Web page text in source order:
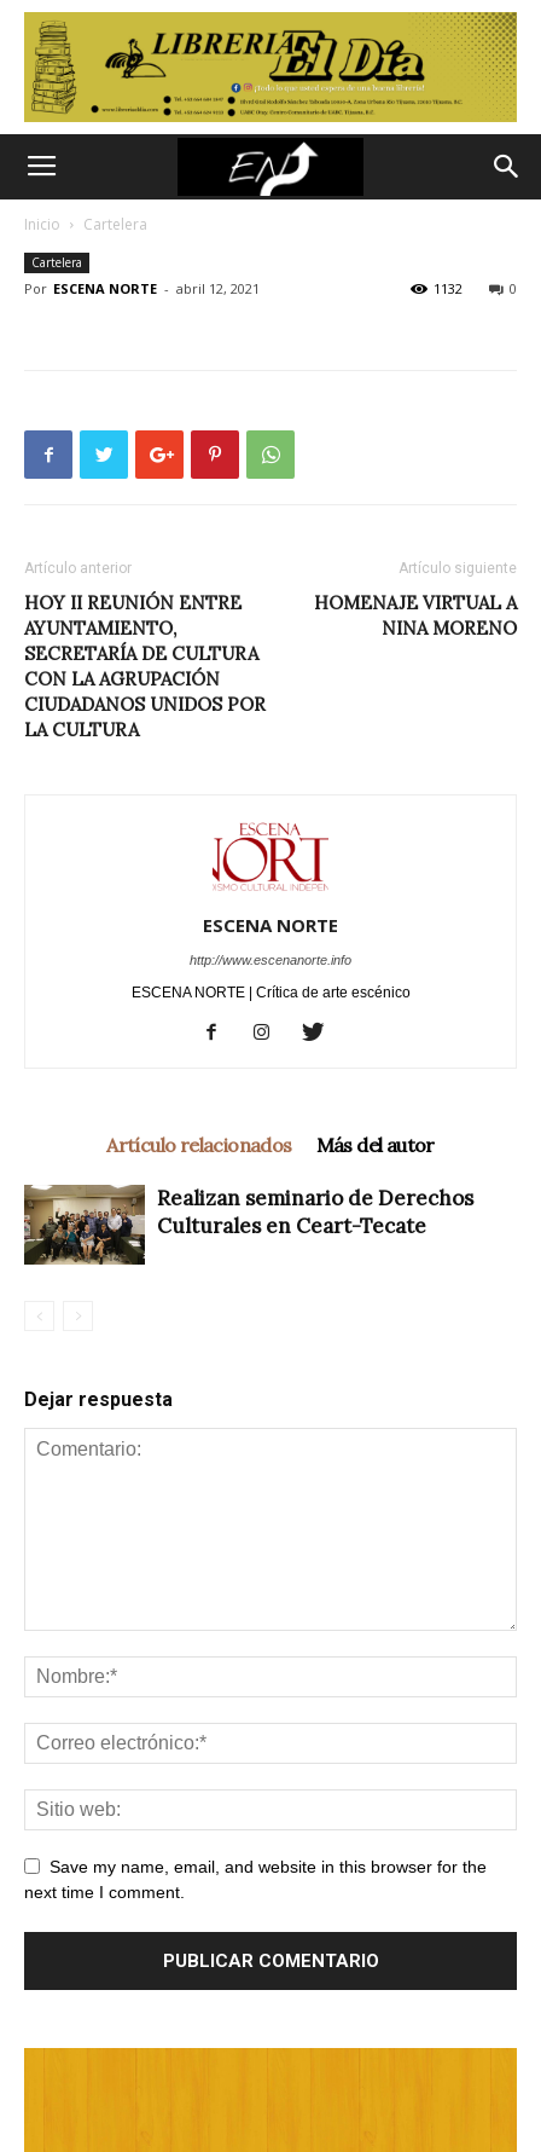
Inicio Cartelera
Cartelera
Por ESCENA NORTE - abril 12, 2021 0
1132
Artículo anterior
HOY II REUNIÓN ENTRE
AYUNTAMIENTO,
SECRETARÍA DE CULTURA
CON LA AGRUPACIÓN
CIUDADANOS UNIDOS POR
LA CULTURA
Artículo siguiente
HOMENAJE VIRTUAL A
NINA MORENO
ESCENA NORTE
http://www.escenanorte.info
ESCENA NORTE | Crítica de arte escénico
Artículo relacionados Más del autor
Realizan seminario de Derechos
Culturales en Ceart-Tecate
Dejar respuesta
Save my name, email, and website in this browser for the
next time I comment.